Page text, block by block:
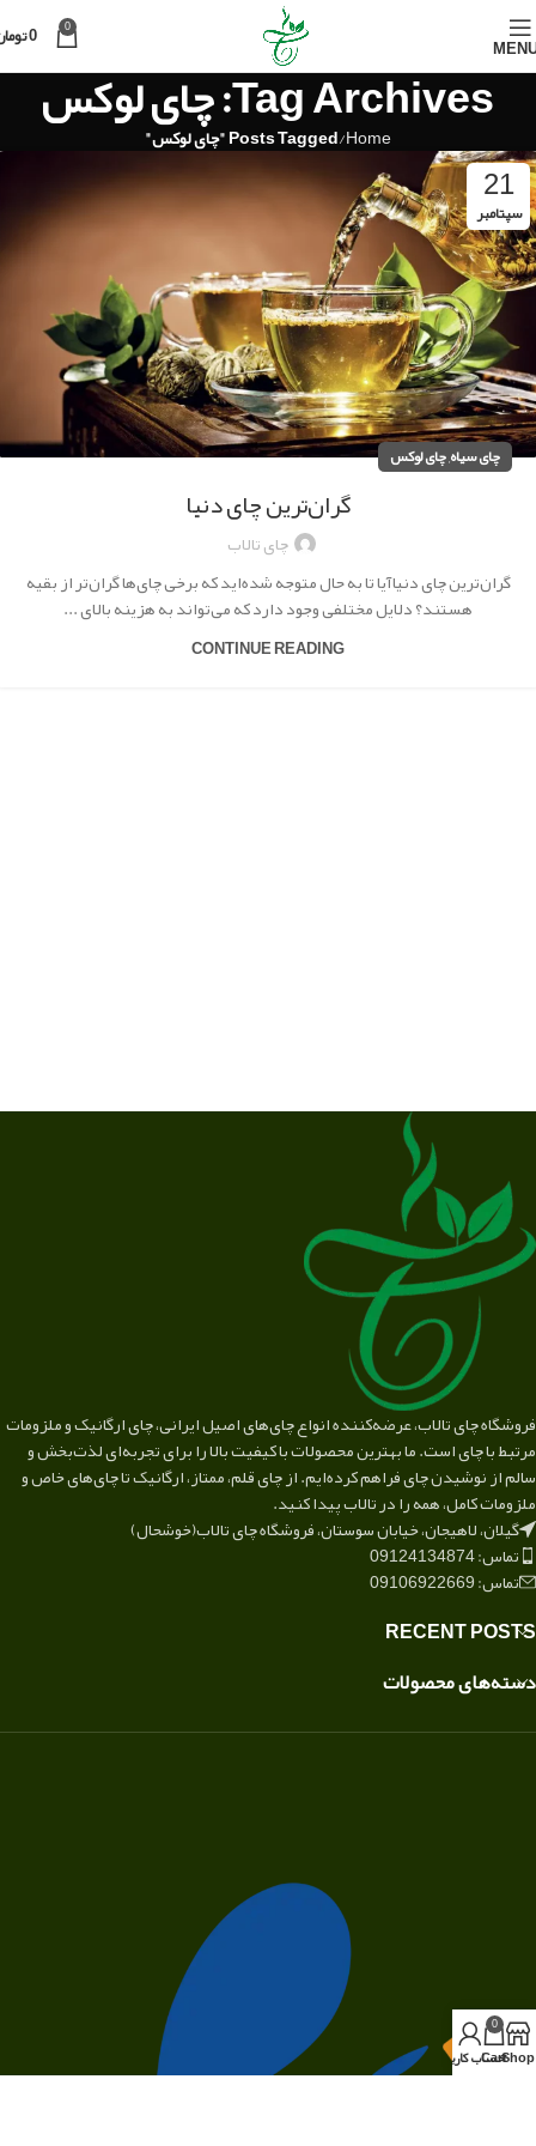
0
0
Tag Archives: چای لوکس
Home Posts Tagged "چای لوکس"
21
سپتامبر
چای سیاه,چای لوکس
گران‌ترین چای‌ دنیا
چای تالاب
گران‌ترین چای‌ دنیاآیا تا به حال متوجه شده‌اید که برخی چای‌ها گران‌تر از بقیه
هستند؟ دلایل مختلفی وجود دارد که می‌تواند به هزینه بالای ...
CONTINUE READING
فروشگاه چای تالاب، عرضه‌کننده انواع چای‌های اصیل ایرانی، چای ارگانیک و ملزومات
مرتبط با چای است. ما بهترین محصولات با کیفیت بالا را برای تجربه‌ای لذت‌بخش و
سالم از نوشیدن چای فراهم کرده‌ایم. از چای قلم، ممتاز، ارگانیک تا چای‌های خاص و
ملزومات کامل، همه را در تالاب پیدا کنید.
گیلان، لاهیجان، خیابان سوستان، فروشگاه چای تالاب(خوشحال)
تماس: 09124134874
تماس: 09106922669
RECENT POSTS
دسته‌های محصولات
Shop
0
Cart
حساب کاربری